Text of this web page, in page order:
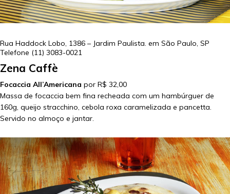
Rua Haddock Lobo, 1386 – Jardim Paulista. em São Paulo, SP
Telefone (11) 3083-0021
Zena Caffè
Focaccia All’Americana por R$ 32,00
Massa de focaccia bem fina recheada com um hambúrguer de
160g, queijo stracchino, cebola roxa caramelizada e pancetta.
Servido no almoço e jantar.